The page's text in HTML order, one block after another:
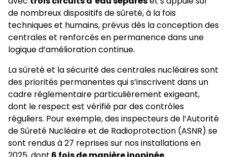
de nombreux dispositifs de sûreté, à la fois
techniques et humains, prévus dès la conception des
centrales et renforcés en permanence dans une
logique d’amélioration continue.
La sûreté et la sécurité des centrales nucléaires sont
des priorités permanentes qui s’inscrivent dans un
cadre réglementaire particulièrement exigeant,
dont le respect est vérifié par des contrôles
réguliers. Pour exemple, des inspecteurs de l’Autorité
de Sûreté Nucléaire et de Radioprotection (ASNR) se
sont rendus à 27 reprises sur nos installations en